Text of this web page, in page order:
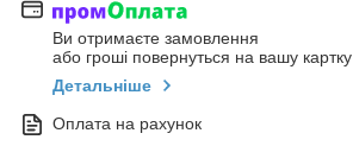
Ви отримаєте замовлення
або гроші повернуться на вашу картку
Детальніше
Оплата на рахунок